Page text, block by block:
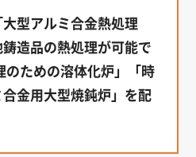
型アルミ合金熱処理
造品の熱処理が可能で
ための溶体化炉」「時
金用大型焼鈍炉」を配